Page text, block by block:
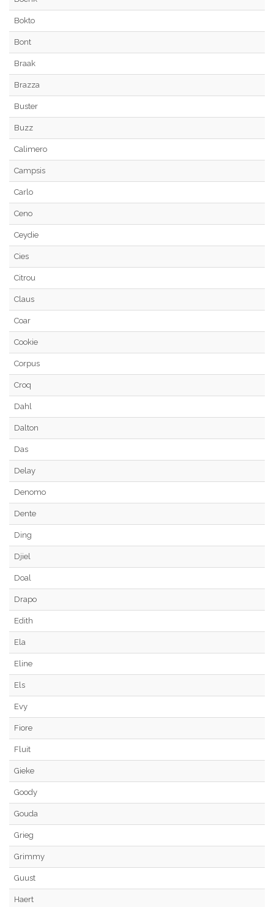
Bokto
Bont
Braak
Brazza
Buster
Buzz
Calimero
Campsis
Carlo
Ceno
Ceydie
Cies
Citrou
Claus
Coar
Cookie
Corpus
Croq
Dahl
Dalton
Das
Delay
Denomo
Dente
Ding
Djiel
Doal
Drapo
Edith
Ela
Eline
Els
Evy
Fiore
Fluit
Gieke
Goody
Gouda
Grieg
Grimmy
Guust
Haert